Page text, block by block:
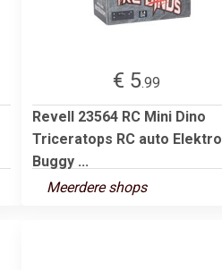
€ 5.99
Revell 23564 RC Mini Dino
Triceratops RC auto Elektro
Buggy ...
Meerdere shops